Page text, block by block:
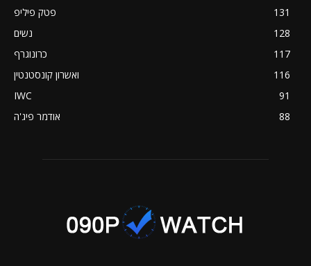
פטק פיליפ
131
נשים
128
כרונוגרף
117
ואשרון קונסטנטין
116
IWC
91
אודמר פיג'ה
88